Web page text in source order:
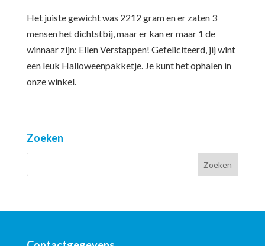
Het juiste gewicht was 2212 gram en er zaten 3
mensen het dichtstbij, maar er kan er maar 1 de
winnaar zijn: Ellen Verstappen! Gefeliciteerd, jij wint
een leuk Halloweenpakketje. Je kunt het ophalen in
onze winkel.
Zoeken